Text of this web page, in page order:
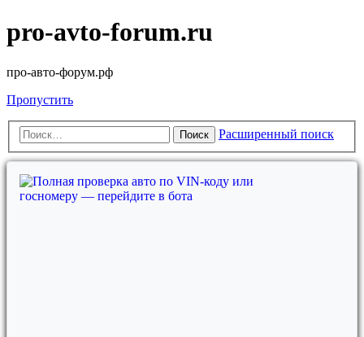
pro-avto-forum.ru
про-авто-форум.рф
Пропустить
Поиск Расширенный поиск